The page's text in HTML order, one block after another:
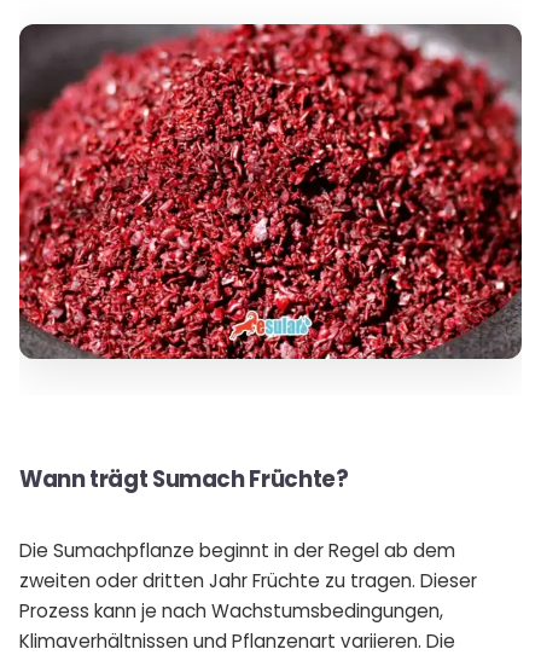
Wann trägt Sumach Früchte?
Die Sumachpflanze beginnt in der Regel ab dem
zweiten oder dritten Jahr Früchte zu tragen. Dieser
Prozess kann je nach Wachstumsbedingungen,
Klimaverhältnissen und Pflanzenart variieren. Die